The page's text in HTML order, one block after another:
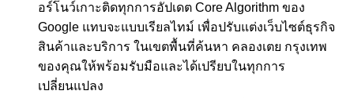
อร์โนว์เกาะติดทุกการอัปเดต Core Algorithm ของ
Google แทบจะแบบเรียลไทม์ เพื่อปรับแต่งเว็บไซต์ธุรกิจ
สินค้าและบริการ ในเขตพื้นที่ค้นหา คลองเตย กรุงเทพ
ของคุณให้พร้อมรับมือและได้เปรียบในทุกการ
เปลี่ยนแปลง